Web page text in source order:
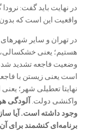
در نهایت باید گفت:
واقعیت این است که
در تهران و سایر شهرهای
هستیم؛ یعنی خشکسالی،
وضعیت فاجعه تشدید
است یعنی زیستن با
نهایتا تعطیلی شهر؛
واکنشی دولت. آلودگی
وجود داشته است. آیا
برنامه‌ای کنشمند